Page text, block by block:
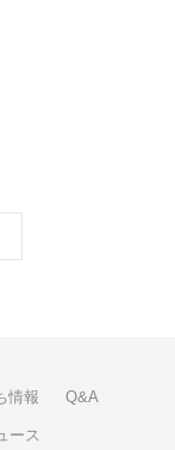
情報 Q&A
ース